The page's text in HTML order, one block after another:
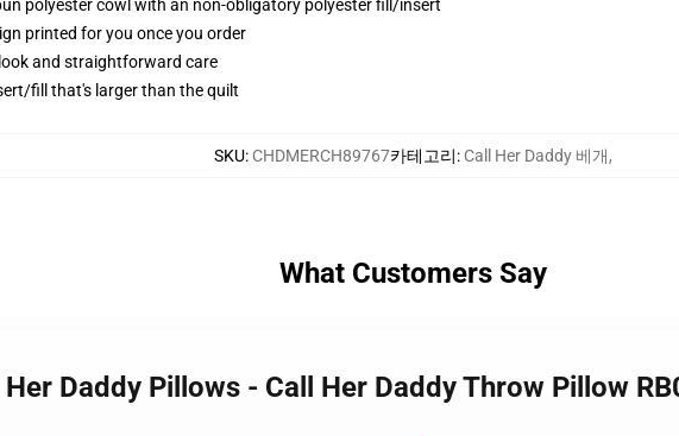
polyester cowl with an non-obligatory polyester fill/insert
printed for you once you order
and straightforward care
fill that's larger than the quilt
SKU: CHDMERCH89767카테고리: Call Her Daddy 베개,
What Customers Say
Daddy Pillows - Call Her Daddy Throw Pillow